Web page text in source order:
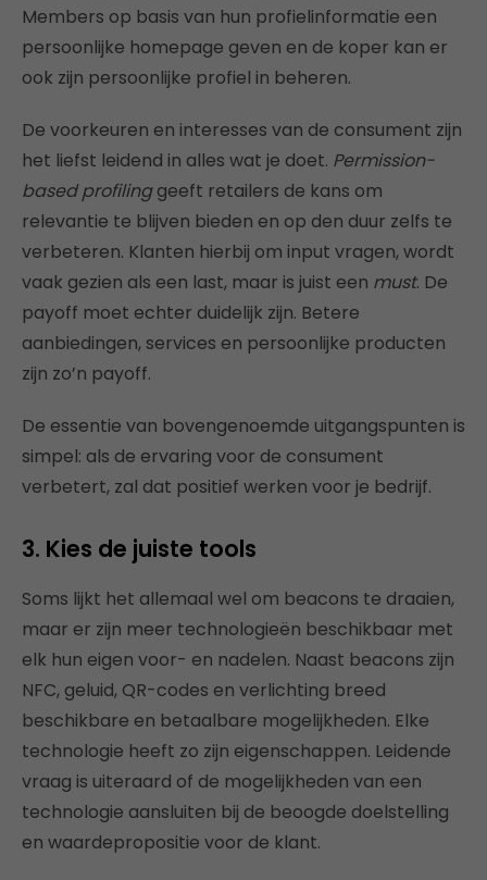
Members op basis van hun profielinformatie een
persoonlijke homepage geven en de koper kan er
ook zijn persoonlijke profiel in beheren.
De voorkeuren en interesses van de consument zijn
het liefst leidend in alles wat je doet. Permission-
based profilinggeeft retailers de kans om
relevantie te blijven bieden en op den duur zelfs te
verbeteren. Klanten hierbij om input vragen, wordt
vaak gezien als een last, maar is juist een must. De
payoff moet echter duidelijk zijn. Betere
aanbiedingen, services en persoonlijke producten
zijn zo’n payoff.
De essentie van bovengenoemde uitgangspunten is
simpel: als de ervaring voor de consument
verbetert, zal dat positief werken voor je bedrijf.
3. Kies de juiste tools
Soms lijkt het allemaal wel om beacons te draaien,
maar er zijn meer technologieën beschikbaar met
elk hun eigen voor- en nadelen. Naast beacons zijn
NFC, geluid, QR-codes en verlichting breed
beschikbare en betaalbare mogelijkheden. Elke
technologie heeft zo zijn eigenschappen. Leidende
vraag is uiteraard of de mogelijkheden van een
technologie aansluiten bij de beoogde doelstelling
en waardepropositie voor de klant.